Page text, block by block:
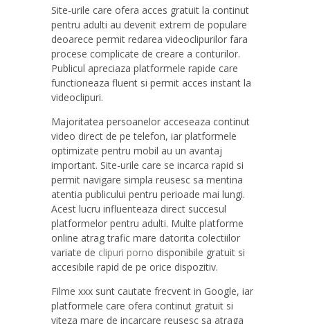
Site-urile care ofera acces gratuit la continut
pentru adulti au devenit extrem de populare
deoarece permit redarea videoclipurilor fara
procese complicate de creare a conturilor.
Publicul apreciaza platformele rapide care
functioneaza fluent si permit acces instant la
videoclipuri.
Majoritatea persoanelor acceseaza continut
video direct de pe telefon, iar platformele
optimizate pentru mobil au un avantaj
important. Site-urile care se incarca rapid si
permit navigare simpla reusesc sa mentina
atentia publicului pentru perioade mai lungi.
Acest lucru influenteaza direct succesul
platformelor pentru adulti. Multe platforme
online atrag trafic mare datorita colectiilor
variate de clipuri porno disponibile gratuit si
accesibile rapid de pe orice dispozitiv.
Filme xxx sunt cautate frecvent in Google, iar
platformele care ofera continut gratuit si
viteza mare de incarcare reusesc sa atraga